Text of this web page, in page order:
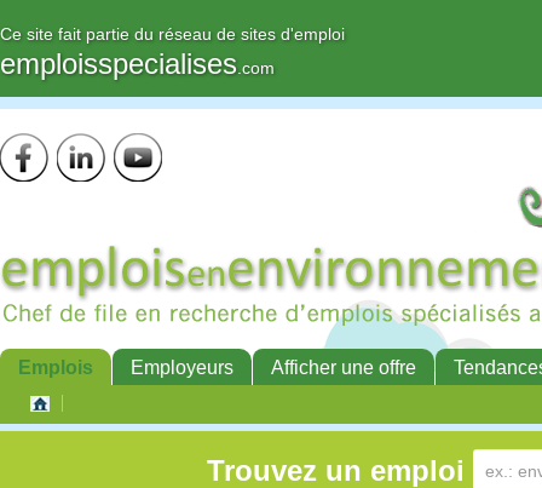
Ce site fait partie du réseau de sites d'emploi
emploisspecialises .com
Emplois Employeurs Afficher une offre
Trouvez un emploi